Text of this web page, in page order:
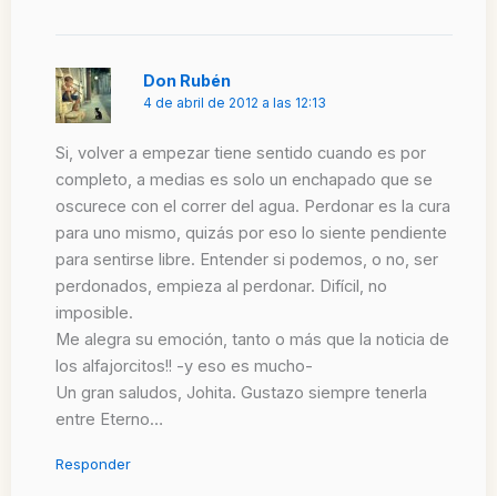
Don Rubén
4 de abril de 2012 a las 12:13
Si, volver a empezar tiene sentido cuando es por
completo, a medias es solo un enchapado que se
oscurece con el correr del agua. Perdonar es la cura
para uno mismo, quizás por eso lo siente pendiente
para sentirse libre. Entender si podemos, o no, ser
perdonados, empieza al perdonar. Difícil, no
imposible.
Me alegra su emoción, tanto o más que la noticia de
los alfajorcitos!! -y eso es mucho-
Un gran saludos, Johita. Gustazo siempre tenerla
entre Eterno…
Responder